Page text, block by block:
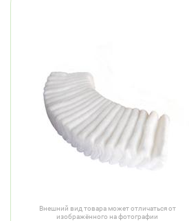
Внешний вид товара может отличаться от
изображённого на фотографии